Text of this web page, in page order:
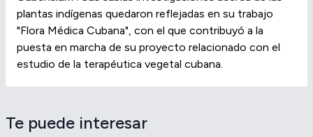
plantas indígenas quedaron reflejadas en su trabajo
"Flora Médica Cubana", con el que contribuyó a la
puesta en marcha de su proyecto relacionado con el
estudio de la terapéutica vegetal cubana.
Te puede interesar